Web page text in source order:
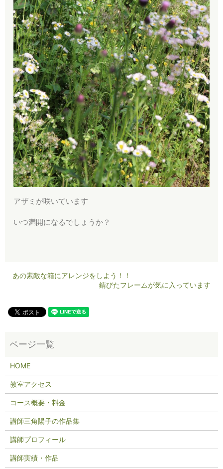
アザミが咲いています
いつ満開になるでしょうか？
あの素敵な箱にアレンジをしよう！！
錆びたフレームが気に入っています
HOME
教室アクセス
コース概要・料金
講師三角陽子の作品集
講師プロフィール
講師実績・作品